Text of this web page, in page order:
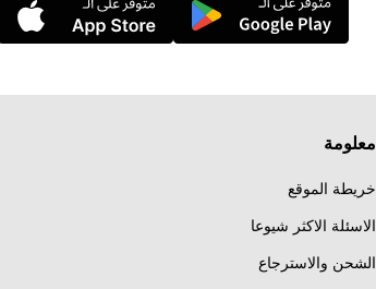
معلومة
خريطة الموقع
الاسئلة الاكثر شيوعا
الشحن والاسترجاع